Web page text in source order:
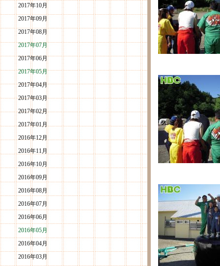
2017年10月
2017年09月
2017年08月
2017年07月
2017年06月
2017年05月
2017年04月
2017年03月
2017年02月
2017年01月
2016年12月
2016年11月
2016年10月
2016年09月
2016年08月
2016年07月
2016年06月
2016年05月
2016年04月
2016年03月